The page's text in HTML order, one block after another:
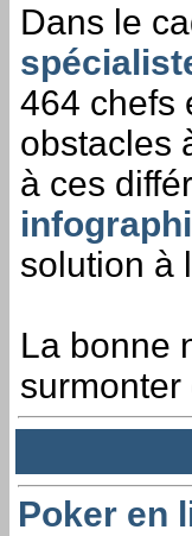
Dans le
464 chefs
obstacles
à ces
solution à
La bonne
surmonter
Poker en